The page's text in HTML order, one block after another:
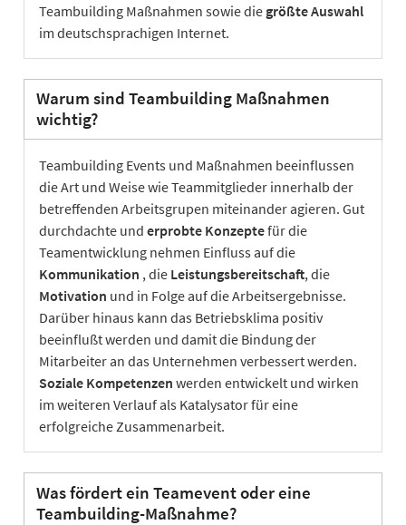
Teambuilding Maßnahmen sowie die größte Auswahl
im deutschsprachigen Internet.
Warum sind Teambuilding Maßnahmen
wichtig?
Teambuilding Events und Maßnahmen beeinflussen
die Art und Weise wie Teammitglieder innerhalb der
betreffenden Arbeitsgrupen miteinander agieren. Gut
durchdachte und erprobte Konzeptefür die
Teamentwicklung nehmen Einfluss auf die
Kommunikation , die Leistungsbereitschaft, die
Motivation und in Folge auf die Arbeitsergebnisse.
Darüber hinaus kann das Betriebsklima positiv
beeinflußt werden und damit die Bindung der
Mitarbeiter an das Unternehmen verbessert werden.
Soziale Kompetenzen werden entwickelt und wirken
im weiteren Verlauf als Katalysator für eine
erfolgreiche Zusammenarbeit.
Was fördert ein Teamevent oder eine
Teambuilding-Maßnahme?